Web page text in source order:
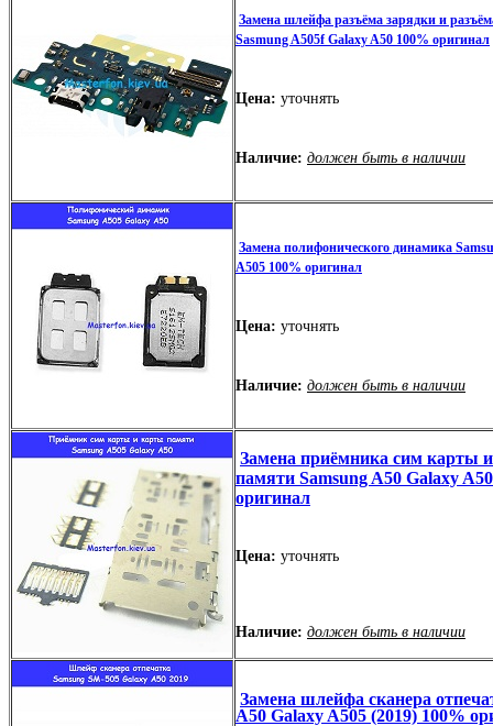
Замена шлейфа разъёма зарядки и
Sasmung A505f Galaxy A50 100% оригинал
Цена: уточнять
Наличие: должен быть в наличии
Замена полифонического динамика
A505 100% оригинал
Цена: уточнять
Наличие: должен быть в наличии
Замена приёмника сим карты
памяти Samsung A50 Galaxy
оригинал
Цена: уточнять
Наличие: должен быть в наличии
Замена шлейфа сканера
A50 Galaxy A505 (2019) 100%